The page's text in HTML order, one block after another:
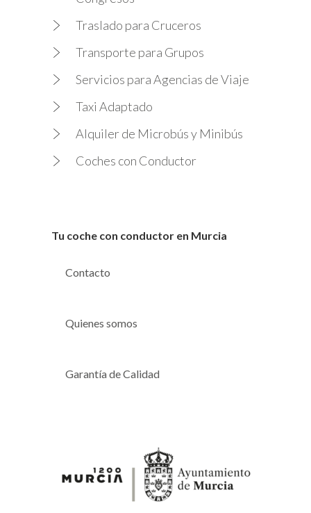
Traslado para Cruceros
Transporte para Grupos
Servicios para Agencias de Viaje
Taxi Adaptado
Alquiler de Microbús y Minibús
Coches con Conductor
Tu coche con conductor en Murcia
Contacto
Quienes somos
Garantía de Calidad